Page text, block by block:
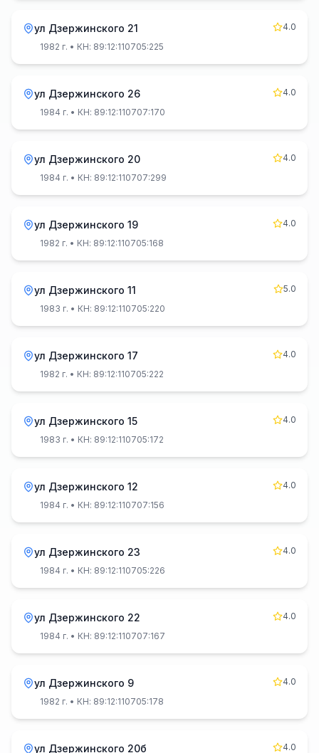
ул Дзержинского 21
4.0
1982 г. • КН: 89:12:110705:225
ул Дзержинского 26
4.0
1984 г. • КН: 89:12:110707:170
ул Дзержинского 20
4.0
1984 г. • КН: 89:12:110707:299
ул Дзержинского 19
4.0
1982 г. • КН: 89:12:110705:168
ул Дзержинского 11
5.0
1983 г. • КН: 89:12:110705:220
ул Дзержинского 17
4.0
1982 г. • КН: 89:12:110705:222
ул Дзержинского 15
4.0
1983 г. • КН: 89:12:110705:172
ул Дзержинского 12
4.0
1984 г. • КН: 89:12:110707:156
ул Дзержинского 23
4.0
1984 г. • КН: 89:12:110705:226
ул Дзержинского 22
4.0
1984 г. • КН: 89:12:110707:167
ул Дзержинского 9
4.0
1982 г. • КН: 89:12:110705:178
ул Дзержинского 20б
4.0